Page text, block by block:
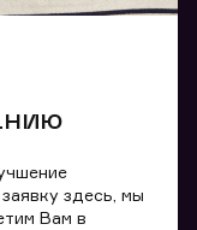
здесь, мы
Вам в